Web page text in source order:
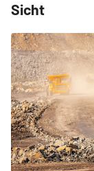
Sicht